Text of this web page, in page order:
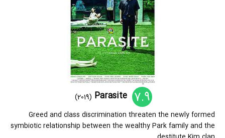
7.9
Parasite
(2019)
Greed and class discrimination threaten the newly formed
symbiotic relationship between the wealthy Park family and the